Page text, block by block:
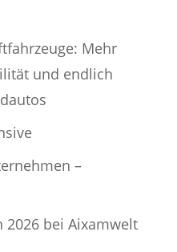
Mehr
und endlich
–
2026 bei Aixamwelt